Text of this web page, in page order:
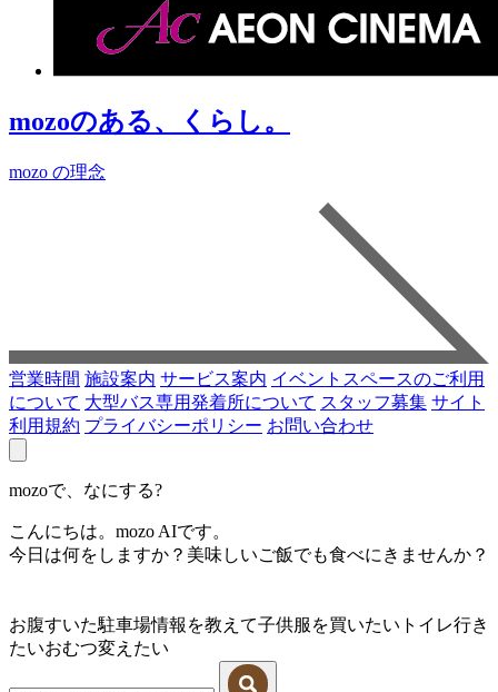
mozoのある、くらし。
mozo の理念
営業時間 施設案内 サービス案内 イベントスペースのご利用
について 大型バス専用発着所について スタッフ募集 サイト
利用規約 プライバシーポリシー お問い合わせ
mozoで、なにする?
こんにちは。mozo AIです。
今日は何をしますか？美味しいご飯でも食べにきませんか？
お腹すいた駐車場情報を教えて子供服を買いたい トイレ行き
たいおむつ変えたい